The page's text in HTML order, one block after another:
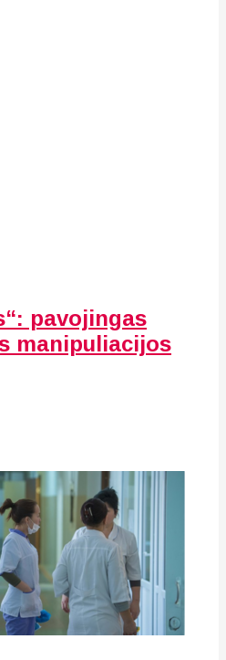
pavojingas
manipuliacijos